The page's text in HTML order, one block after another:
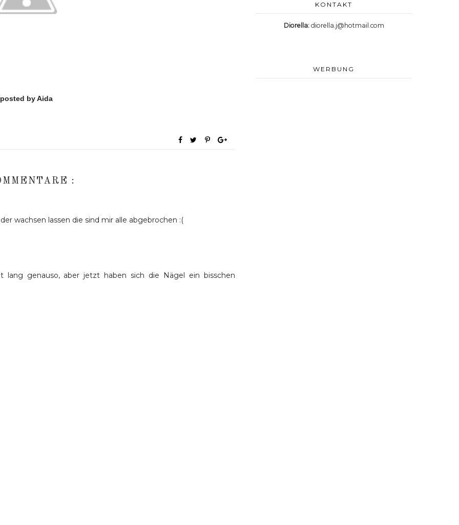
posted by Aida
:
wachsen lassen die sind mir alle abgebrochen :(
lang genauso, aber jetzt haben sich die Nägel ein bisschen
KONTAKT
Diorella: diorella.j@hotmail.com
WERBUNG